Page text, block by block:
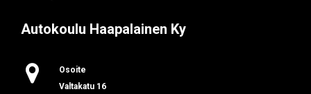
Osoite
Valtakatu 16

Autokoulu Haapalainen Ky